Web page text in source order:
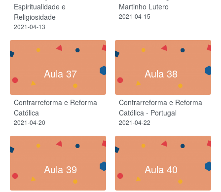
Espiritualidade e
Religiosidade
2021-04-13
Martinho Lutero
2021-04-15
Aula 37
Contrarreforma e Reforma
Católica
2021-04-20
Aula 38
Contrarreforma e Reforma
Católica - Portugal
2021-04-22
Aula 39 Aula 40